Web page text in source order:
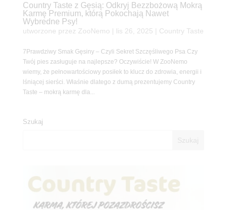
Country Taste z Gęsią: Odkryj Bezzbożową Mokrą
Karmę Premium, którą Pokochają Nawet
Wybredne Psy!
utworzone przez ZooNemo lis 26, 2025 Country Taste
7Prawdziwy Smak Gęsiny – Czyli Sekret Szczęśliwego Psa Czy
Twój pies zasługuje na najlepsze? Oczywiście! W ZooNemo
wiemy, że pełnowartościowy posiłek to klucz do zdrowia, energii i
lśniącej sierści. Właśnie dlatego z dumą prezentujemy Country
Taste – mokrą karmę dla...
Szukaj